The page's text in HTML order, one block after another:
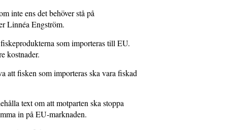
inte ens det behöver stå på
Linnéa Engström.
som importeras till EU.
kostnader.
att fisken som importeras ska vara fiskad
text om att motparten ska stoppa
in på EU-marknaden.